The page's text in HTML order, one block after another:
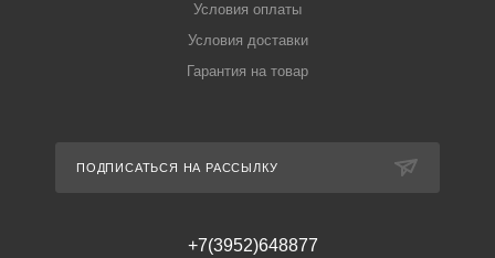
Условия оплаты
Условия доставки
Гарантия на товар
ПОДПИСАТЬСЯ НА РАССЫЛКУ
+7(3952)648877